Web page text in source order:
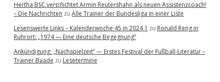
Hertha BSC verpflichtet Armin Reutershahn als neuen Assistenzcoach!
– Die Nachrichten zu Alle Trainer der Bundesliga in einer Liste
Lesenswerte Links – Kalenderwoche 45 in 2024 | zu Ronald Reng in
Ruhrort: „1974 — Eine deutsche Begegnung“
Ankündigung: „Nachspielzeit“ — Erstes Festival der Fußball-Literatur –
Trainer Baade zu Lesetermine